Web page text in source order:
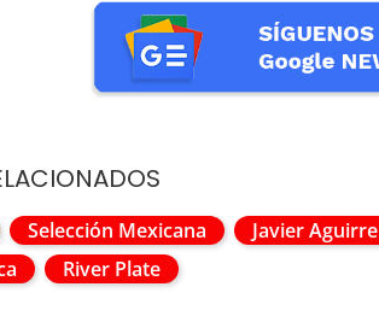
Selección Mexicana Javier Aguirre
River Plate